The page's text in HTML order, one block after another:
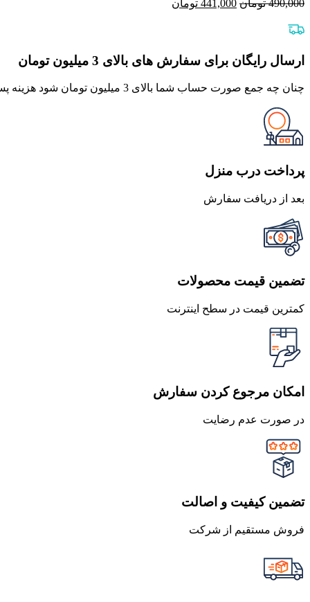
490,000 تومان 441,000 تومان
ارسال رایگان برای سفارش های بالای 3 میلیون تومان
چنان چه جمع صورت حساب شما بالای 3 میلیون تومان شود هزینه پست برای شما به صورت رایگان محاصبه خواهد شد.
پرداخت درب منزل
بعد از دریافت سفارش
تضمین قیمت محصولات
کمترین قیمت در سطح اینترنت
امکان مرجوع کردن سفارش
در صورت عدم رضایت
تضمین کیفیت و اصالت
فروش مستقیم از شرکت